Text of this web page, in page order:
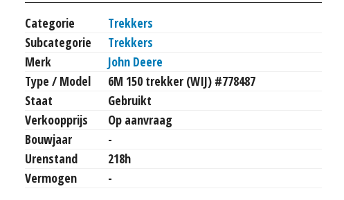
Categorie
Trekkers
Subcategorie
Trekkers
Merk
John Deere
Type / Model
6M 150 trekker (WIJ) #778487
Staat
Gebruikt
Verkoopprijs
Op aanvraag
Bouwjaar
-
Urenstand
218h
Vermogen
-